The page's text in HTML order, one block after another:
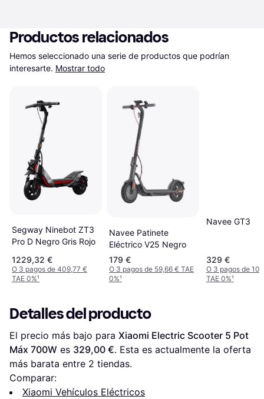
Productos relacionados
Hemos seleccionado una serie de productos que podrían
interesarte. Mostrar todo
Segway Ninebot ZT3
Pro D Negro Gris Rojo
1229,32 €
O 3 pagos de 409,77 €
TAE 0%¹
Navee Patinete
Eléctrico V25 Negro
179 €
O 3 pagos de 59,66 € TAE
0%¹
Navee GT3
329 €
O 3 pagos de
TAE 0%¹
Detalles del producto
El precio más bajo para Xiaomi Electric Scooter 5 Pot
Máx 700W es 329,00 €. Esta es actualmente la oferta
más barata entre 2 tiendas.
Comparar:
Xiaomi Vehículos Eléctricos